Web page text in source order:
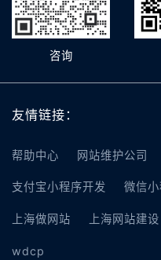
咨询
友情链接：
帮助中心 网站维护公司
支付宝小程序开发 微信
上海做网站 上海网站建设
wdcp